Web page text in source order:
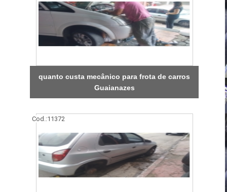
quanto custa mecânico para frota de carros
Guaianazes
Cod.:11372